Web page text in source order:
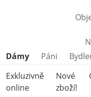
Přeskočit kategorie
Dámy Páni
Exkluzivně
online
Nové
zboží!